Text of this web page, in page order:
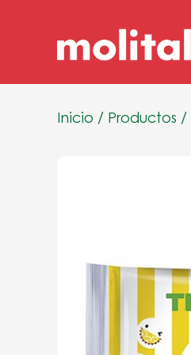
Inicio / Productos /